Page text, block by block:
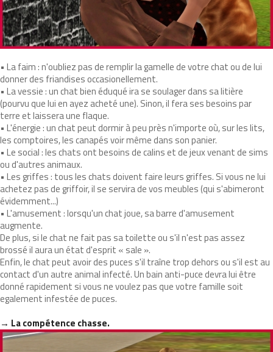
• La faim : n'oubliez pas de remplir la gamelle de votre chat ou de lui
donner des friandises occasionellement.
• La vessie : un chat bien éduqué ira se soulager dans sa litière
(pourvu que lui en ayez acheté une). Sinon, il fera ses besoins par
terre et laissera une flaque.
• L'énergie : un chat peut dormir à peu près n'importe où, sur les lits,
les comptoires, les canapés voir même dans son panier.
• Le social : les chats ont besoins de calins et de jeux venant de sims
ou d'autres animaux.
• Les griffes : tous les chats doivent faire leurs griffes. Si vous ne lui
achetez pas de griffoir, il se servira de vos meubles (qui s'abimeront
évidemment...)
• L'amusement : lorsqu'un chat joue, sa barre d'amusement
augmente.
De plus, si le chat ne fait pas sa toilette ou s'il n'est pas assez
brossé il aura un état d'esprit « sale ».
Enfin, le chat peut avoir des puces s'il traîne trop dehors ou s'il est au
contact d'un autre animal infecté. Un bain anti-puce devra lui être
donné rapidement si vous ne voulez pas que votre famille soit
egalement infestée de puces.
→ La compétence chasse.